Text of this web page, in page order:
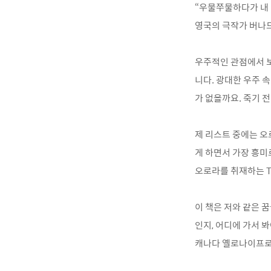
“우물쭈물하다가
영국의 극작가 버
우주적인 관점에서
니다. 광대한 우주
가 없을까요. 죽기
제 리스트 중에는
게 하면서 가장 흥
오로라를 취재하는
이 책은 저와 같은
인지, 어디에 가서
캐나다 옐로나이프